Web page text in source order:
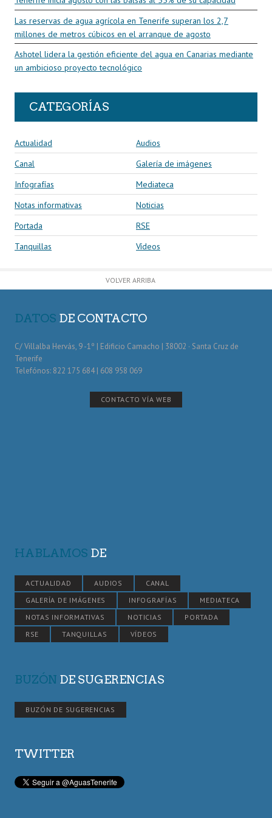
Las reservas de agua agrícola en Tenerife superan los 2,7
millones de metros cúbicos en el arranque de agosto
Ashotel lidera la gestión eficiente del agua en Canarias mediante
un ambicioso proyecto tecnológico
CATEGORÍAS
Actualidad
Audios
Canal
Galería de imágenes
Infografías
Mediateca
Notas informativas
Noticias
Portada
RSE
Tanquillas
Vídeos
VOLVER ARRIBA
DATOS DE CONTACTO
C/ Villalba Hervás, 9 -1º | Edificio Camacho | 38002 · Santa Cruz de
Tenerife
Telefónos: 822 175 684 | 608 958 069
CONTACTO VÍA WEB
HABLAMOS DE
ACTUALIDAD AUDIOS
CANAL
GALERÍA DE IMÁGENES
INFOGRAFÍAS
MEDIATECA
NOTAS INFORMATIVAS
NOTICIAS
PORTADA
RSE
TANQUILLAS VÍDEOS
BUZÓN DE SUGERENCIAS
BUZÓN DE SUGERENCIAS
TWITTER